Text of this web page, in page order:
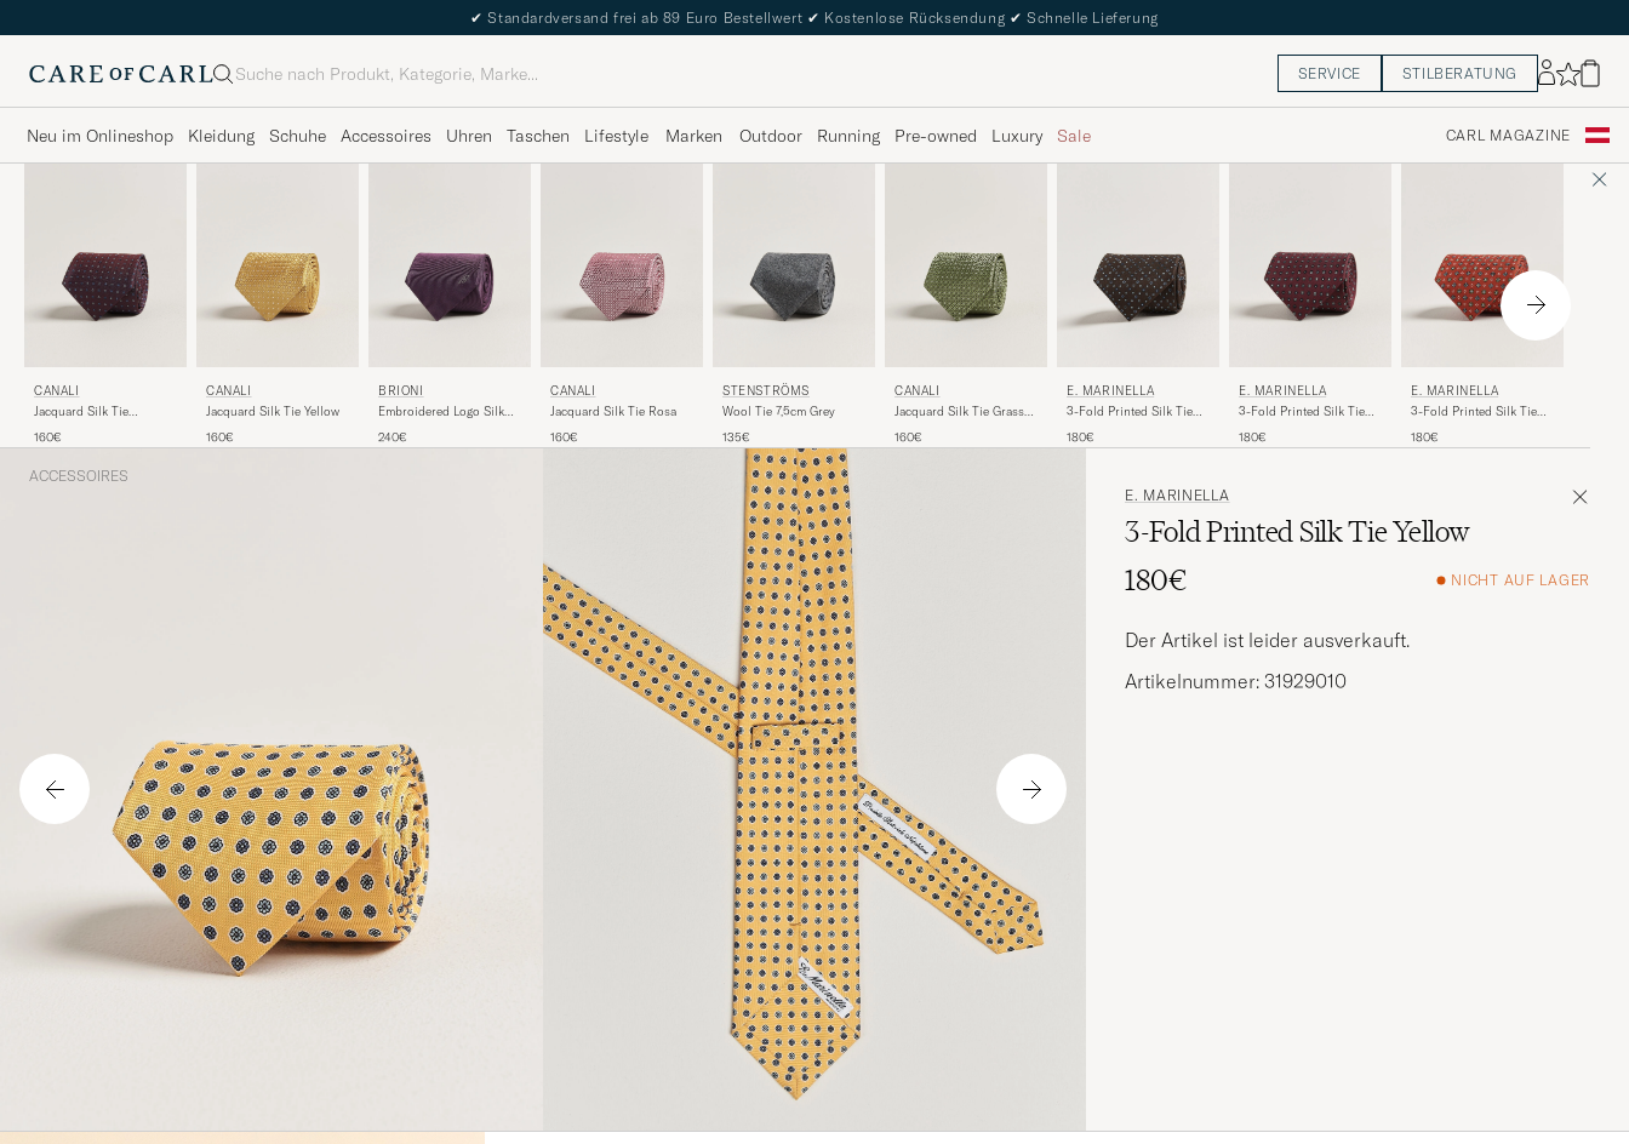
✔ Standardversand frei ab 89 Euro Bestellwert ✔ Kostenlose Rücksendung ✔ Schnelle Lieferung
Suche SERVICE STILBERATUNG
Neu im Onlineshop Kleidung Schuhe Accessoires Uhren Taschen Lifestyle Marken Outdoor Running Pre-owned Luxury Sale CARL MAGAZINE
CANALI
Jacquard Silk Tie
160€
CANALI
Jacquard Silk Tie Yellow
160€
BRIONI
Embroidered Logo Silk
240€
CANALI
Jacquard Silk Tie Rosa
160€
STENSTRÖMS
Wool Tie 7,5cm Grey
135€
CANALI
Jacquard Silk Tie Grass
160€
E. MARINELLA
3-Fold Printed Silk Tie
180€
E. MARINELLA
3-Fold Printed Silk Tie
180€
E. MARINELLA
3-Fold Printed Silk Tie
180€
ACCESSOIRES
E. MARINELLA
3-Fold Printed Silk Tie Yellow
180€
NICHT AUF LAGER
Der Artikel ist leider ausverkauft.
Artikelnummer: 31929010